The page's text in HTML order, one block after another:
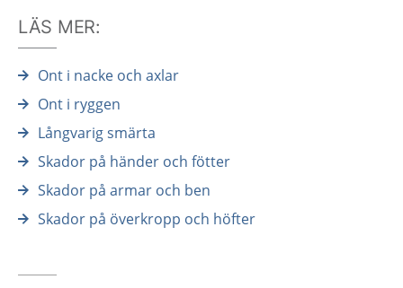
LÄS MER:
Ont i nacke och axlar
Ont i ryggen
Långvarig smärta
Skador på händer och fötter
Skador på armar och ben
Skador på överkropp och höfter